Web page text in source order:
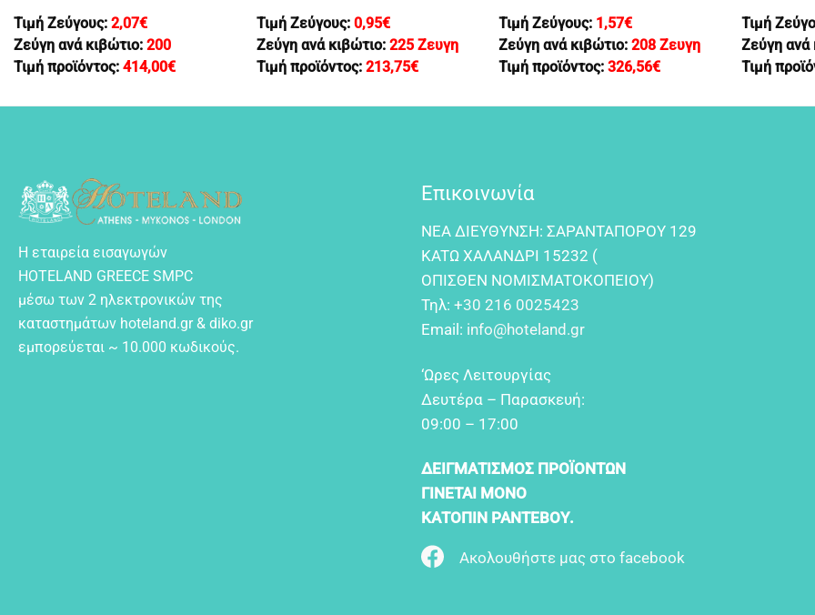
Τιμή Ζεύγους: 2,07€
Ζεύγη ανά κιβώτιο: 200
Τιμή προϊόντος: 414,00€
Τιμή Ζεύγους: 0,95€
Ζεύγη ανά κιβώτιο: 225 Ζευγη
Τιμή προϊόντος: 213,75€
Τιμή Ζεύγους: 1,57€
Ζεύγη ανά κιβώτιο:208 Ζευγη
Τιμή προϊόντος:326,56€
Τιμή
Ζεύγη ανά
Τιμή
Η εταιρεία εισαγωγών
HOTELAND GREECE SMPC
μέσω των 2 ηλεκτρονικών της
καταστημάτων hoteland.gr & diko.gr
εμπορεύεται ~ 10.000 κωδικούς.
Επικοινωνία
NEA ΔIEYΘYNΣH: ΣAPANTAΠOPOY 129
KATΩ XAΛANΔPI 15232 (
OΠIΣΘEN NOMIΣMATOKOΠEIOY)
Τηλ: +30 216 0025423
Email: info@hoteland.gr
‘Ωρες Λειτουργίας
Δευτέρα – Παρασκευή:
09:00 – 17:00
ΔΕΙΓΜΑΤΙΣΜΟΣ ΠΡΟΪΟΝΤΩΝ
ΓΙΝΕΤΑΙ ΜΟΝΟ
ΚΑΤΟΠΙΝ ΡΑΝΤΕΒΟΥ.
Ακολουθήστε μας στο facebook